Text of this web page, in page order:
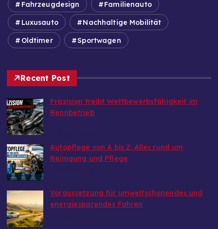
Fahrzeugdesign Familienauto
Luxusauto Nachhaltige Mobilität
Oldtimer Sportwagen
Recent Post
Präzision treibt Wettbewerbsfähigkeit im
Rennbetrieb
Autopflege von A bis Z: Alles rund um
Reinigung und Pflege
Voraussetzung für umweltschonendes und
energiesparendes Fahren